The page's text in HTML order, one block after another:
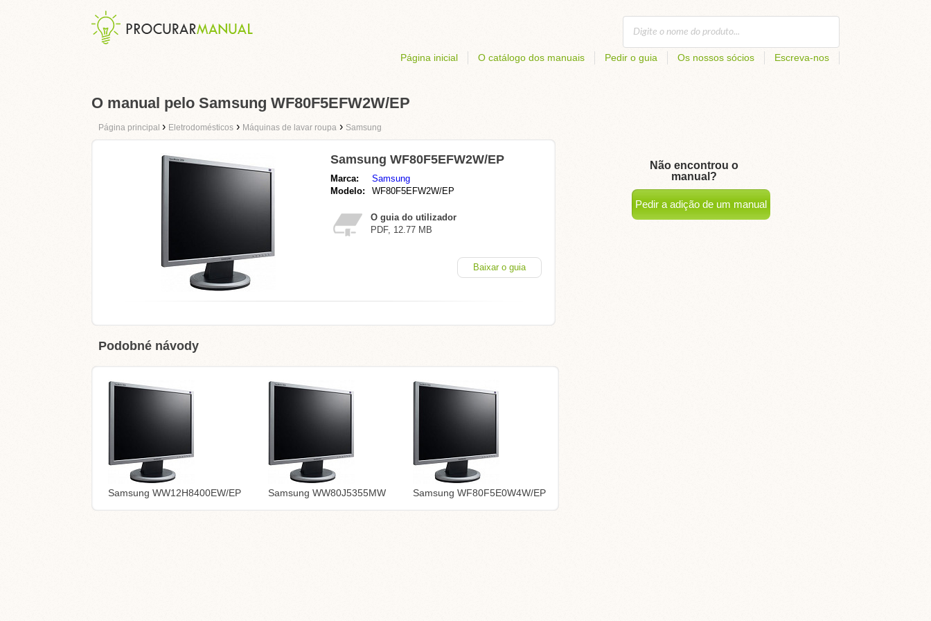
Página inicial O catálogo dos manuais Pedir o guia Os nossos sócios Escreva-nos
O manual pelo Samsung WF80F5EFW2W/EP
Página principal › Eletrodomésticos › Máquinas de lavar roupa › Samsung
Samsung WF80F5EFW2W/EP
Marca:
Samsung
Modelo:
WF80F5EFW2W/EP
O guia do utilizador
PDF, 12.77 MB
Baixar o guia
Podobné návody
Samsung WW12H8400EW/EP Samsung WW80J5355MW Samsung WF80F5E0W4W/EP
Não encontrou o
manual?
Pedir a adição de um manual